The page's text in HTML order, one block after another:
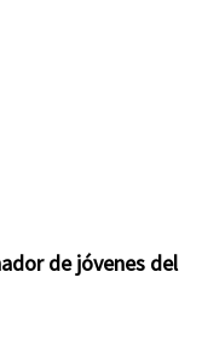
de jóvenes del